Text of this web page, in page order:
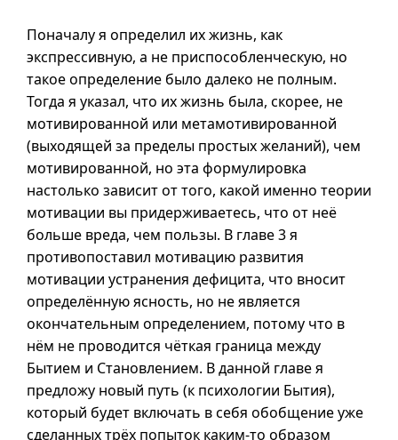
Поначалу я определил их жизнь, как
экспрессивную, а не приспособленческую, но
такое определение было далеко не полным.
Тогда я указал, что их жизнь была, скорее, не
мотивированной или метамотивированной
(выходящей за пределы простых желаний), чем
мотивированной, но эта формулировка
настолько зависит от того, какой именно теории
мотивации вы придерживаетесь, что от неё
больше вреда, чем пользы. В главе 3я
противопоставил мотивацию развития
мотивации устранения дефицита, что вносит
определённую ясность, но не является
окончательным определением, потому что в
нём не проводится чёткая граница между
Бытием и Становлением. В данной главе я
предложу новый путь (к психологии Бытия),
который будет включать в себя обобщение уже
сделанных трёх попыток каким-то образом